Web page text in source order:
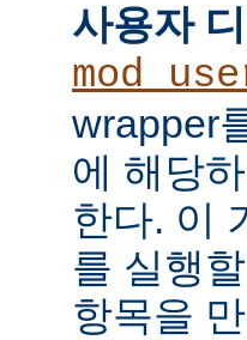
사용자
wrapper
에 해당
한다. 이
를 실행
항목을